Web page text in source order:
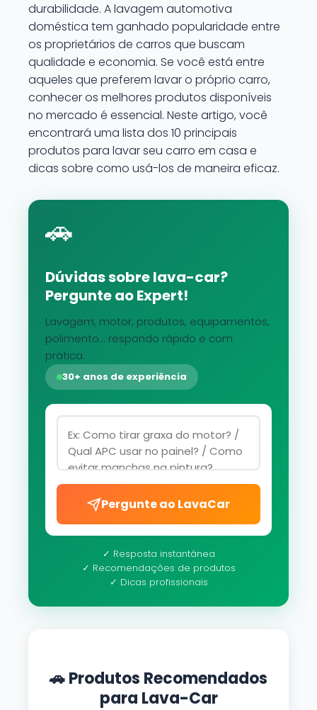
durabilidade. A lavagem automotiva
doméstica tem ganhado popularidade entre
os proprietários de carros que buscam
qualidade e economia. Se você está entre
aqueles que preferem lavar o próprio carro,
conhecer os melhores produtos disponíveis
no mercado é essencial. Neste artigo, você
encontrará uma lista dos 10 principais
produtos para lavar seu carro em casa e
dicas sobre como usá-los de maneira eficaz.
🚗
Dúvidas sobre lava-car?
Pergunte ao Expert!
Lavagem, motor, produtos, equipamentos,
polimento... respondo rápido e com
prática.
30+ anos de experiência
Pergunte ao LavaCar
✓ Resposta instantânea
✓ Recomendações de produtos
✓ Dicas profissionais
🚗 Produtos Recomendados
para Lava-Car